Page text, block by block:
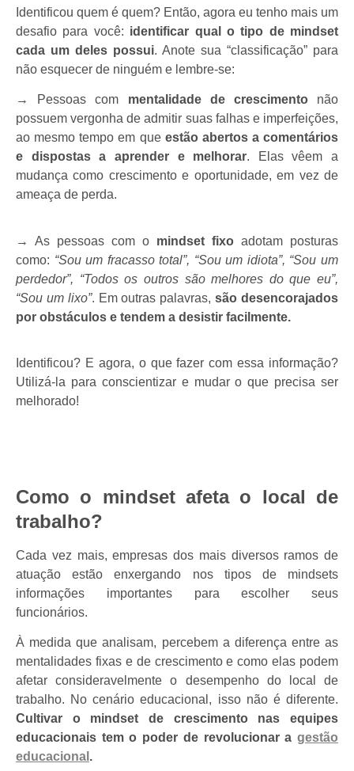
Identificou quem é quem? Então, agora eu tenho mais um
desafio para você: identificar qual o tipo de mindset
cada um deles possui. Anote sua “classificação” para
não esquecer de ninguém e lembre-se:
→ Pessoas com mentalidade de crescimentonão
possuem vergonha de admitir suas falhas e imperfeições,
ao mesmo tempo em que estão abertos a comentários
e dispostas a aprender e melhorar. Elas vêem a
mudança como crescimento e oportunidade, em vez de
ameaça de perda.
→ As pessoas com o mindset fixo adotam posturas
como: “Sou um fracasso total”, “Sou um idiota”, “Sou um
perdedor”, “Todos os outros são melhores do que eu”,
“Sou um lixo”. Em outras palavras, são desencorajados
por obstáculos e tendem a desistir facilmente.
Identificou? E agora, o que fazer com essa informação?
Utilizá-la para conscientizar e mudar o que precisa ser
melhorado!
Como o mindset afeta o local de
trabalho?
Cada vez mais, empresas dos mais diversos ramos de
atuação estão enxergando nos tipos de mindsets
informações importantes para escolher seus
funcionários.
À medida que analisam, percebem a diferença entre as
mentalidades fixas e de crescimento e como elas podem
afetar consideravelmente o desempenho do local de
trabalho. No cenário educacional, isso não é diferente.
Cultivar o mindset de crescimento nas equipes
educacionais tem o poder de revolucionar a gestão
educacional .